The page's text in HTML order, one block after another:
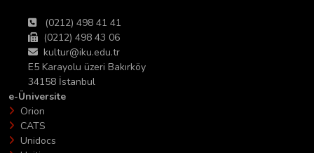
(0212) 498 41 41
(0212) 498 43 06
kultur@iku.edu.tr
E5 Karayolu üzeri Bakırköy
34158 İstanbul
e-Üniversite
Orion
CATS
Unidocs